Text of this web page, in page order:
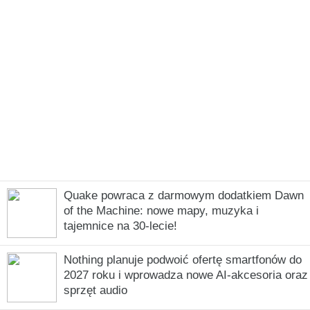
Quake powraca z darmowym dodatkiem Dawn
of the Machine: nowe mapy, muzyka i
tajemnice na 30-lecie!
Nothing planuje podwoić ofertę smartfonów do
2027 roku i wprowadza nowe AI-akcesoria oraz
sprzęt audio